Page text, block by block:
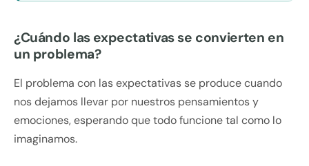
¿Cuándo las expectativas se convierten en
un problema?
El problema con las expectativas se produce cuando
nos dejamos llevar por nuestros pensamientos y
emociones, esperando que todo funcione tal como lo
imaginamos.